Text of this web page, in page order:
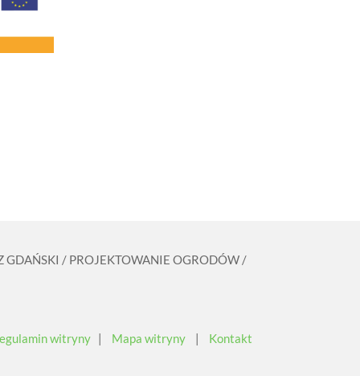
GDAŃSKI / PROJEKTOWANIE OGRODÓW /
witryny| Mapa witryny| Kontakt